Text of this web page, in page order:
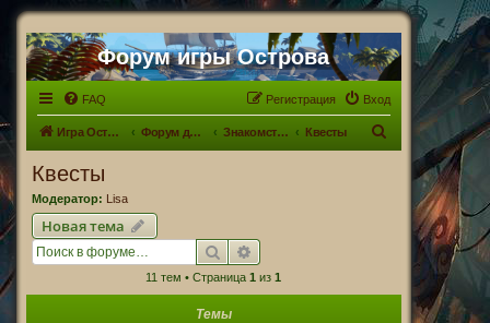
Форум игры Острова
FAQ Вход
Регистрация
Игра Острова Форум для Островитян Знакомство с Островами. Что? Где? Когда? Квесты
Квесты
Модератор: Lisa
Новая тема
Поиск
11 тем • Страница1 из1
Темы